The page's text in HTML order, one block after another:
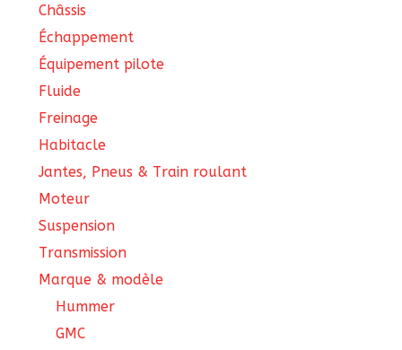
Châssis
Échappement
Équipement pilote
Fluide
Freinage
Habitacle
Jantes, Pneus & Train roulant
Moteur
Suspension
Transmission
Marque & modèle
Hummer
GMC